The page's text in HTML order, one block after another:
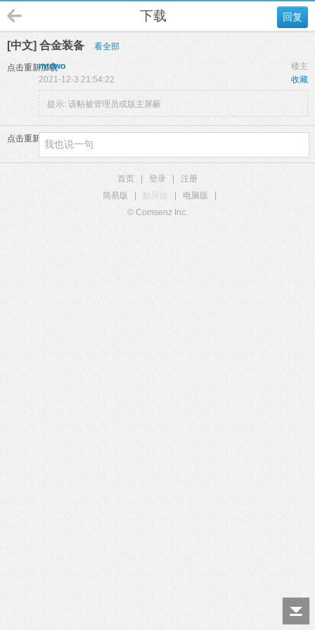
回复
下载
[中文] 合金装备 看全部
点击重新加载 楼主
mtdwo
收藏
2021-12-3 21:54:22
提示: 该帖被管理员或版主屏蔽
点击重新加载
首页 登录
注册
简易版
触屏版 电脑版
© Comsenz Inc.